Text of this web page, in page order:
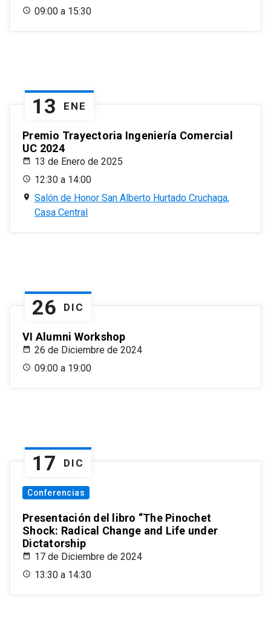
09:00 a 15:30
13 ENE
Premio Trayectoria Ingeniería Comercial
UC 2024
13 de Enero de 2025
12:30 a 14:00
Salón de Honor San Alberto Hurtado Cruchaga,
Casa Central
26 DIC
VI Alumni Workshop
26 de Diciembre de 2024
09:00 a 19:00
17 DIC
Conferencias
Presentación del libro “The Pinochet
Shock: Radical Change and Life under
Dictatorship
17 de Diciembre de 2024
13:30 a 14:30